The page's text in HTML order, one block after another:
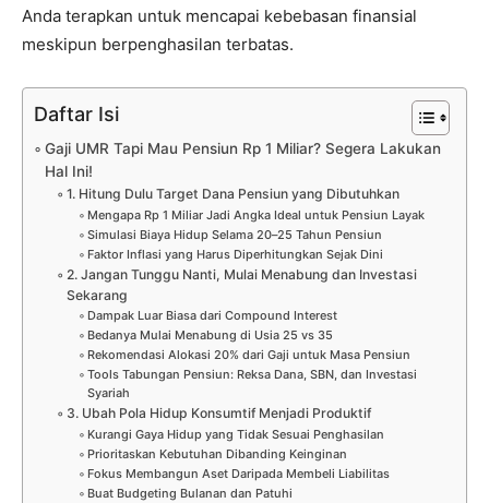
Anda terapkan untuk mencapai kebebasan finansial
meskipun berpenghasilan terbatas.
Daftar Isi
Gaji UMR Tapi Mau Pensiun Rp 1 Miliar? Segera Lakukan
Hal Ini!
1. Hitung Dulu Target Dana Pensiun yang Dibutuhkan
Mengapa Rp 1 Miliar Jadi Angka Ideal untuk Pensiun Layak
Simulasi Biaya Hidup Selama 20–25 Tahun Pensiun
Faktor Inflasi yang Harus Diperhitungkan Sejak Dini
2. Jangan Tunggu Nanti, Mulai Menabung dan Investasi
Sekarang
Dampak Luar Biasa dari Compound Interest
Bedanya Mulai Menabung di Usia 25 vs 35
Rekomendasi Alokasi 20% dari Gaji untuk Masa Pensiun
Tools Tabungan Pensiun: Reksa Dana, SBN, dan Investasi
Syariah
3. Ubah Pola Hidup Konsumtif Menjadi Produktif
Kurangi Gaya Hidup yang Tidak Sesuai Penghasilan
Prioritaskan Kebutuhan Dibanding Keinginan
Fokus Membangun Aset Daripada Membeli Liabilitas
Buat Budgeting Bulanan dan Patuhi